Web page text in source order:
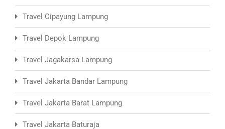
Travel Cipayung Lampung
Travel Depok Lampung
Travel Jagakarsa Lampung
Travel Jakarta Bandar Lampung
Travel Jakarta Barat Lampung
Travel Jakarta Baturaja